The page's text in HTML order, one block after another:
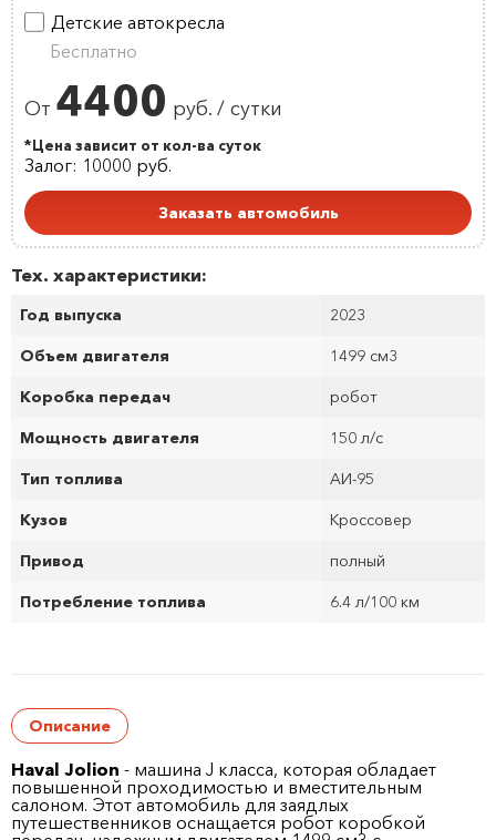
Детские автокресла
Бесплатно
От 4400 руб. / сутки
*Цена зависит от кол-ва суток
Залог: 10000 руб.
Заказать автомобиль
Тех. характеристики:
Год выпуска 2023
Объем двигателя 1499 см3
Коробка передач робот
Мощность двигателя 150 л/с
Тип топлива АИ-95
Кузов Кроссовер
Привод полный
Потребление топлива 6.4 л/100 км
Описание
Haval Jolion - машина J класса, которая обладает
повышенной проходимостью и вместительным
салоном. Этот автомобиль для заядлых
путешественников оснащается робот коробкой